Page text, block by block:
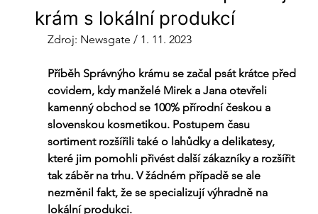
krám s lokální produkcí
Zdroj: Newsgate / 1. 11. 2023
Příběh Správnýho krámu se začal psát krátce před
covidem, kdy manželé Mirek a Jana otevřeli
kamenný obchod se 100% přírodní českou a
slovenskou kosmetikou. Postupem času
sortiment rozšířili také o lahůdky a delikatesy,
které jim pomohli přivést další zákazníky a rozšířit
tak záběr na trhu. V žádném případě se ale
nezměnil fakt, že se specializují výhradně na
lokální produkci.